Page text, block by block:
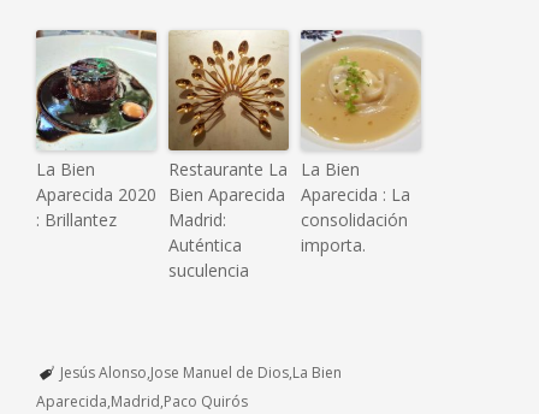
La Bien
Aparecida 2020
: Brillantez
Restaurante La
Bien Aparecida
Madrid:
Auténtica
suculencia
La Bien
Aparecida : La
consolidación
importa.
Jesús Alonso Jose Manuel de Dios La Bien
Aparecida Madrid Paco Quirós